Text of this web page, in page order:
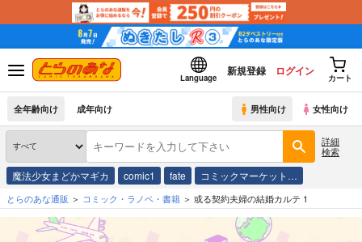
Language
新規登録 ログイン
カート
全年齢向け 成年向け 男性向け 女性向け
詳細
検索
魔法少女まどかマギカ comic1 fate コミックマーケット…
とらのあな通販 コミック・ラノベ・書籍 或る契約夫婦の結婚カルテ 1